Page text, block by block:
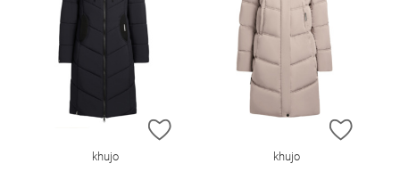
ZUR WUNSCHLISTE HINZUFÜGEN
khujo
ZUR
khujo